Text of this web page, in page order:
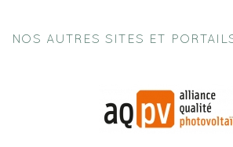
NOS AUTRES SITES ET